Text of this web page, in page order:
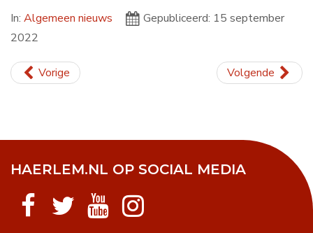
In: Algemeen nieuws
Gepubliceerd: 15 september
2022
Vorige Volgende
HAERLEM.NL OP SOCIAL MEDIA